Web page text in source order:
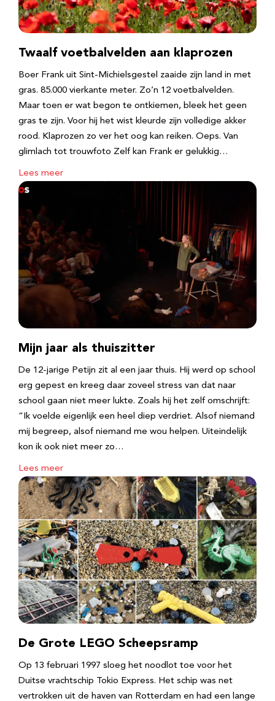
Twaalf voetbalvelden aan klaprozen
Boer Frank uit Sint-Michielsgestel zaaide zijn land in met
gras. 85.000 vierkante meter. Zo’n 12 voetbalvelden.
Maar toen er wat begon te ontkiemen, bleek het geen
gras te zijn. Voor hij het wist kleurde zijn volledige akker
rood. Klaprozen zo ver het oog kan reiken. Oeps. Van
glimlach tot trouwfoto Zelf kan Frank er gelukkig…
Lees meer
Mijn jaar als thuiszitter
De 12-jarige Petijn zit al een jaar thuis. Hij werd op school
erg gepest en kreeg daar zoveel stress van dat naar
school gaan niet meer lukte. Zoals hij het zelf omschrijft:
“Ik voelde eigenlijk een heel diep verdriet. Alsof niemand
mij begreep, alsof niemand me wou helpen. Uiteindelijk
kon ik ook niet meer zo…
Lees meer
De Grote LEGO Scheepsramp
Op 13 februari 1997 sloeg het noodlot toe voor het
Duitse vrachtschip Tokio Express. Het schip was net
vertrokken uit de haven van Rotterdam en had een lange